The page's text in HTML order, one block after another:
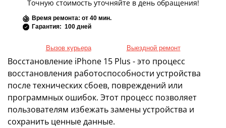
Точную стоимость уточняйте в день обращения!
Время ремонта: от 40 мин.
Гарантия: 100 дней
Вызов курьера Выездной ремонт
Восстановление iPhone 15 Plus - это процесс
восстановления работоспособности устройства
после технических сбоев, повреждений или
программных ошибок. Этот процесс позволяет
пользователям избежать замены устройства и
сохранить ценные данные.